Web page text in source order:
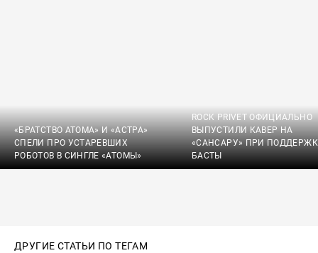
«БРАТСТВО АТОМА» И «АСТРА»
СПЕЛИ ПРО УСТАРЕВШИХ
РОБОТОВ В СИНГЛЕ «АТОМЫ»
ROCK PRIVET ОФИЦИАЛЬНО
ВЫПУСТИЛИ КАВЕР НА
«САНСАРУ» ПРИ
БАСТЫ
ДРУГИЕ СТАТЬИ ПО ТЕГАМ